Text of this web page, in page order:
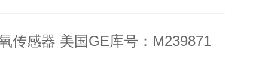
传感器 美国GE库号：M239871